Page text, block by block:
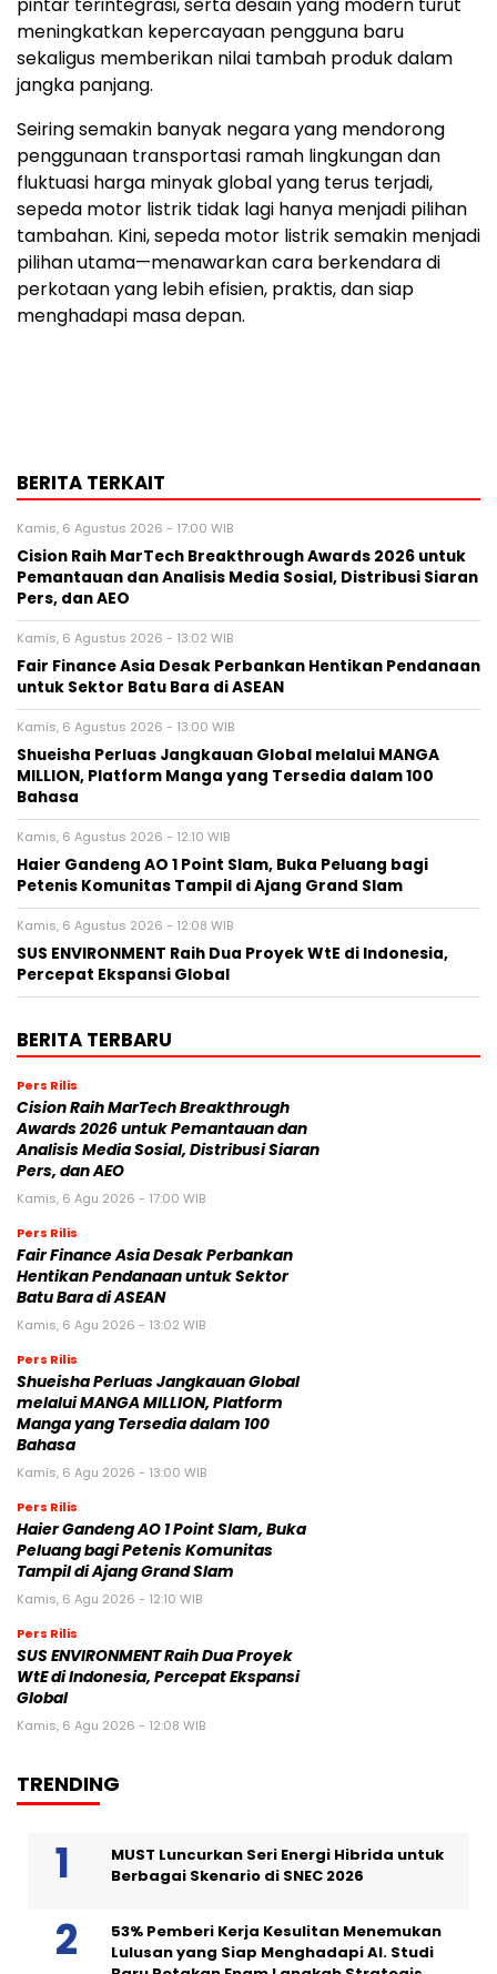
meningkatkan kepercayaan pengguna baru
sekaligus memberikan nilai tambah produk dalam
jangka panjang.
Seiring semakin banyak negara yang mendorong
penggunaan transportasi ramah lingkungan dan
fluktuasi harga minyak global yang terus terjadi,
sepeda motor listrik tidak lagi hanya menjadi pilihan
tambahan. Kini, sepeda motor listrik semakin menjadi
pilihan utama—menawarkan cara berkendara di
perkotaan yang lebih efisien, praktis, dan siap
menghadapi masa depan.
BERITA TERKAIT
Kamis, 6 Agustus 2026 - 17:00 WIB
Cision Raih MarTech Breakthrough Awards 2026 untuk
Pemantauan dan Analisis Media Sosial, Distribusi Siaran
Pers, dan AEO
Kamis, 6 Agustus 2026 - 13:02 WIB
Fair Finance Asia Desak Perbankan Hentikan Pendanaan
untuk Sektor Batu Bara di ASEAN
Kamis, 6 Agustus 2026 - 13:00 WIB
Shueisha Perluas Jangkauan Global melalui MANGA
MILLION, Platform Manga yang Tersedia dalam 100
Bahasa
Kamis, 6 Agustus 2026 - 12:10 WIB
Haier Gandeng AO 1 Point Slam, Buka Peluang bagi
Petenis Komunitas Tampil di Ajang Grand Slam
Kamis, 6 Agustus 2026 - 12:08 WIB
SUS ENVIRONMENT Raih Dua Proyek WtE di Indonesia,
Percepat Ekspansi Global
BERITA TERBARU
Pers Rilis
Cision Raih MarTech Breakthrough
Awards 2026 untuk Pemantauan dan
Analisis Media Sosial, Distribusi Siaran
Pers, dan AEO
Kamis, 6 Agu 2026 - 17:00 WIB
Pers Rilis
Fair Finance Asia Desak Perbankan
Hentikan Pendanaan untuk Sektor
Batu Bara di ASEAN
Kamis, 6 Agu 2026 - 13:02 WIB
Pers Rilis
Shueisha Perluas Jangkauan Global
melalui MANGA MILLION, Platform
Manga yang Tersedia dalam 100
Bahasa
Kamis, 6 Agu 2026 - 13:00 WIB
Pers Rilis
Haier Gandeng AO 1 Point Slam, Buka
Peluang bagi Petenis Komunitas
Tampil di Ajang Grand Slam
Kamis, 6 Agu 2026 - 12:10 WIB
Pers Rilis
SUS ENVIRONMENT Raih Dua Proyek
WtE di Indonesia, Percepat Ekspansi
Global
Kamis, 6 Agu 2026 - 12:08 WIB
TRENDING
MUST Luncurkan Seri Energi Hibrida untuk
Berbagai Skenario di SNEC 2026
53% Pemberi Kerja Kesulitan Menemukan
Lulusan yang Siap Menghadapi AI. Studi